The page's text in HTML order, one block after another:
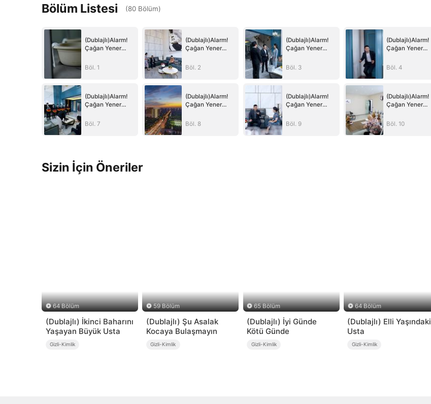
Bölüm Listesi (80 Bölüm)
(Dublajlı)Alarm!
Çağan Yener
Böl. 1
(Dublajlı)Alarm!
Çağan Yener
Böl. 2
(Dublajlı)Alarm!
Çağan Yener
Böl. 3
(Dublajlı)Alarm!
Çağan Yener
Böl. 4
(Dublajlı)Alarm!
Çağan Yener
Böl. 7
(Dublajlı)Alarm!
Çağan Yener
Böl. 8
(Dublajlı)Alarm!
Çağan Yener
Böl. 9
(Dublajlı)Alarm!
Çağan Yener
Böl. 10
Sizin İçin Öneriler
64 Bölüm
(Dublajlı) İkinci Baharını
Yaşayan Büyük Usta
Gizli-Kimlik
59 Bölüm
(Dublajlı) Şu Asalak
Kocaya Bulaşmayın
Gizli-Kimlik
65 Bölüm
(Dublajlı) İyi Günde
Kötü Günde
Gizli-Kimlik
64 Bölüm
(Dublajlı) Elli Yaşındaki
Usta
Gizli-Kimlik